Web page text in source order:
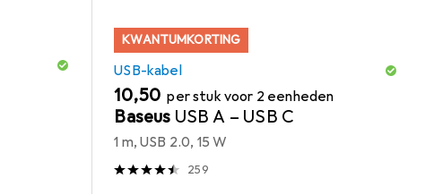
KWANTUMKORTING
USB-kabel
EUR
10,50 per stuk voor 2 eenheden
Baseus USB A – USB C
1 m, USB 2.0, 15 W
259